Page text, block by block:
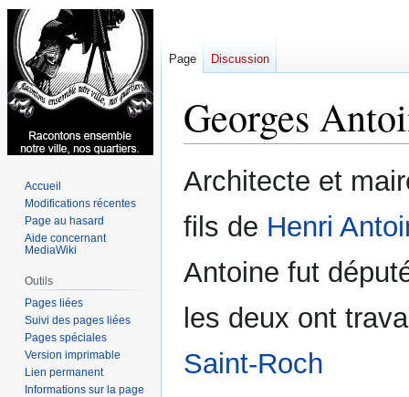
Georges
Aller
à
navigation
Aller
à
recherche
Architecte et
fils de Henri
Antoine fut
les deux ont
Saint-Roch
Page Discussion
Accueil
Modifications récentes
Page au hasard
Aide concernant
MediaWiki
Outils
Pages liées
Suivi des pages liées
Pages spéciales
Version imprimable
Lien permanent
Informations sur la page